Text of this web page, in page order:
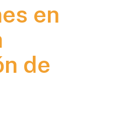
en
de